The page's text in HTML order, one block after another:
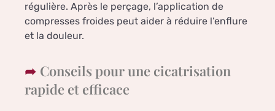
régulière. Après le perçage, l’application de
compresses froides peut aider à réduire l’enflure
et la douleur.
Conseils pour une cicatrisation
rapide et efficace